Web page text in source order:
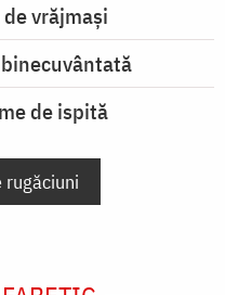
vrăjmași
de ispită
rugăciuni